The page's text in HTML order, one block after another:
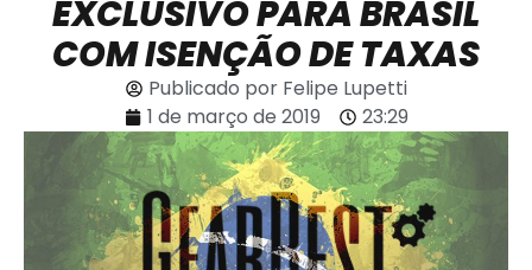
EXCLUSIVO PARA BRASIL
COM ISENÇÃO DE TAXAS
Publicado porFelipe Lupetti
1 de março de 2019
23:29